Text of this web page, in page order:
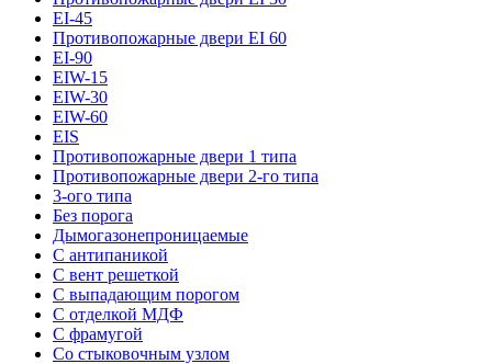
EI-45
Противопожарные двери EI 60
EI-90
EIW-15
EIW-30
EIW-60
EIS
Противопожарные двери 1 типа
Противопожарные двери 2-го типа
3-ого типа
Без порога
Дымогазонепроницаемые
С антипаникой
С вент решеткой
С выпадающим порогом
С отделкой МДФ
С фрамугой
Со стыковочным узлом